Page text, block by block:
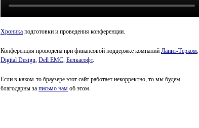
Хроника подготовки и проведения конференции.
Конференция проводена при финансовой поддержке компаний Ланит-Терком,
Digital Design, Dell EMC, Белкасофт.
Если в каком-то браузере этот сайт работает некорректно, то мы будем
благодарны за письмо нам об этом.